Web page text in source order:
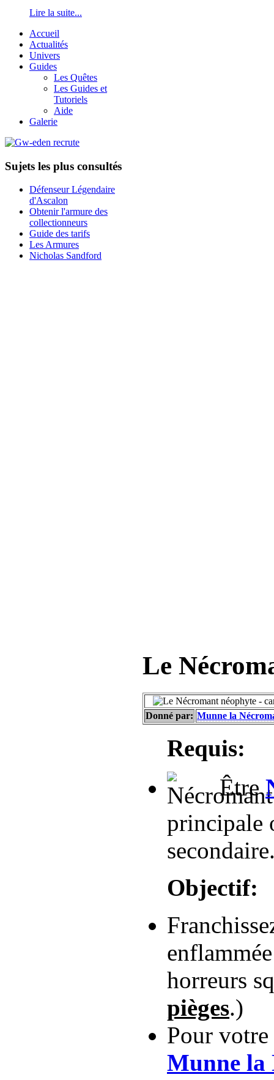
Lire la suite...
Accueil
Actualités
Univers
Guides
Les Quêtes
Les Guides et
Tutoriels
Aide
Galerie
Sujets les plus consultés
Défenseur Légendaire
d'Ascalon
Obtenir l'armure des
collectionneurs
Guide des tarifs
Les Armures
Nicholas Sandford
Le
Donné par: Munne la
Requis:
Être
principale
Objectif:
horreurs
pièges.)
Pour
Munne la